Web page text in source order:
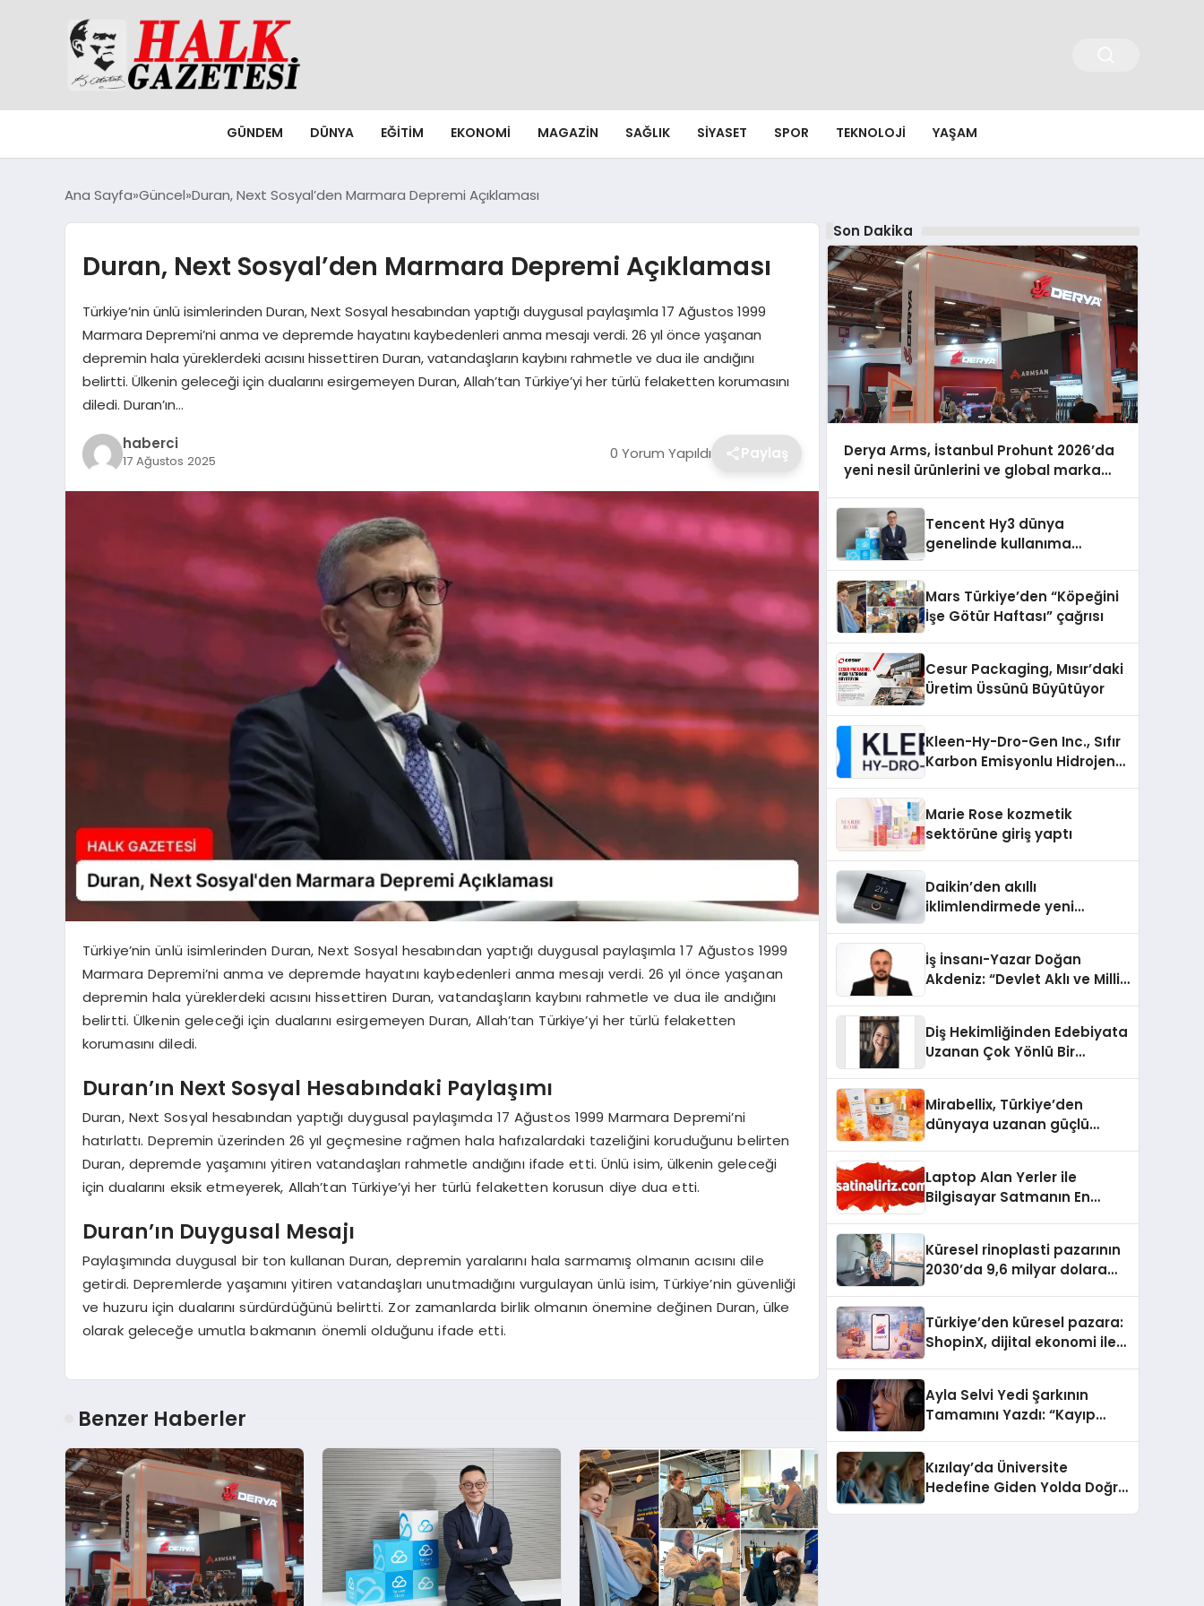
GÜNDEM DÜNYA EĞITIM EKONOMI MAGAZIN SAĞLIK SIYASET SPOR TEKNOLOJI YAŞAM
Ana Sayfa Güncel Duran, Next Sosyal’den Marmara Depremi Açıklaması
Duran, Next Sosyal’den Marmara Depremi Açıklaması
Türkiye’nin ünlü isimlerinden Duran, Next Sosyal hesabından yaptığı duygusal paylaşımla 17 Ağustos 1999
Marmara Depremi’ni anma ve depremde hayatını kaybedenleri anma mesajı verdi. 26 yıl önce yaşanan
depremin hala yüreklerdeki acısını hissettiren Duran, vatandaşların kaybını rahmetle ve dua ile andığını
belirtti. Ülkenin geleceği için dualarını esirgemeyen Duran, Allah’tan Türkiye’yi her türlü felaketten korumasını
diledi. Duran’ın…
haberci
17 Ağustos 2025 0 Yorum Yapıldı Paylaş
Türkiye’nin ünlü isimlerinden Duran, Next Sosyal hesabından yaptığı duygusal paylaşımla 17 Ağustos 1999
Marmara Depremi’ni anma ve depremde hayatını kaybedenleri anma mesajı verdi. 26 yıl önce yaşanan
depremin hala yüreklerdeki acısını hissettiren Duran, vatandaşların kaybını rahmetle ve dua ile andığını
belirtti. Ülkenin geleceği için dualarını esirgemeyen Duran, Allah’tan Türkiye’yi her türlü felaketten
korumasını diledi.
Duran’ın Next Sosyal Hesabındaki Paylaşımı
Duran, Next Sosyal hesabından yaptığı duygusal paylaşımda 17 Ağustos 1999 Marmara Depremi’ni
hatırlattı. Depremin üzerinden 26 yıl geçmesine rağmen hala hafızalardaki tazeliğini koruduğunu belirten
Duran, depremde yaşamını yitiren vatandaşları rahmetle andığını ifade etti. Ünlü isim, ülkenin geleceği
için dualarını eksik etmeyerek, Allah’tan Türkiye’yi her türlü felaketten korusun diye dua etti.
Duran’ın Duygusal Mesajı
Paylaşımında duygusal bir ton kullanan Duran, depremin yaralarını hala sarmamış olmanın acısını dile
getirdi. Depremlerde yaşamını yitiren vatandaşları unutmadığını vurgulayan ünlü isim, Türkiye’nin güvenliği
ve huzuru için dualarını sürdürdüğünü belirtti. Zor zamanlarda birlik olmanın önemine değinen Duran, ülke
olarak geleceğe umutla bakmanın önemli olduğunu ifade etti.
Benzer Haberler
Son Dakika
Derya Arms, İstanbul Prohunt 2026’da
yeni nesil ürünlerini ve global marka
Tencent Hy3 dünya
genelinde kullanıma
Mars Türkiye’den “Köpeğini
İşe Götür Haftası” çağrısı
Cesur Packaging, Mısır’daki
Üretim Üssünü Büyütüyor
Kleen-Hy-Dro-Gen Inc., Sıfır
Karbon Emisyonlu Hidrojen
Aldı
Marie Rose kozmetik
sektörüne giriş yaptı
Daikin’den akıllı
iklimlendirmede yeni
İş İnsanı-Yazar Doğan
Akdeniz: “Devlet Aklı ve Milli
Diş Hekimliğinden Edebiyata
Uzanan Çok Yönlü Bir
Mirabellix, Türkiye’den
dünyaya uzanan güçlü
Laptop Alan Yerler ile
Bilgisayar Satmanın En
Küresel rinoplasti pazarının
2030’da 9,6 milyar dolara
Türkiye’den küresel pazara:
ShopinX, dijital ekonomi ile
Ayla Selvi Yedi Şarkının
Tamamını Yazdı: “Kayıp
Kızılay’da Üniversite
Hedefine Giden Yolda Doğru